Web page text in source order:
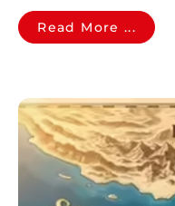
Read More ...